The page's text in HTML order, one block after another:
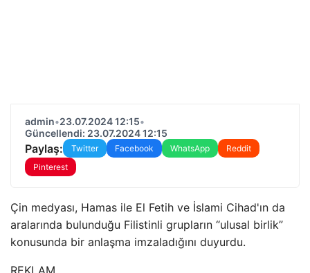
admin•23.07.2024 12:15•
Güncellendi: 23.07.2024 12:15
Paylaş: Twitter Facebook WhatsApp
Reddit
Pinterest
Çin medyası, Hamas ile El Fetih ve İslami Cihad'ın da
aralarında bulunduğu Filistinli grupların “ulusal birlik”
konusunda bir anlaşma imzaladığını duyurdu.
REKLAM